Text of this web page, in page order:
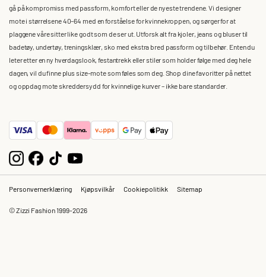
gå på kompromiss med passform, komfort eller de nyeste trendene. Vi designer
mote i størrelsene 40–64 med en forståelse for kvinnekroppen, og sørger for at
plaggene våre sitter like godt som de ser ut. Utforsk alt fra kjoler, jeans og bluser til
badetøy, undertøy, treningsklær, sko med ekstra bred passform og tilbehør. Enten du
leter etter en ny hverdagslook, festantrekk eller stiler som holder følge med deg hele
dagen, vil du finne plus size-mote som føles som deg. Shop dine favoritter på nettet
og oppdag mote skreddersydd for kvinnelige kurver – ikke bare standarder.
Personvernerklæring Kjøpsvilkår Cookiepolitikk Sitemap
© Zizzi Fashion 1999-2026